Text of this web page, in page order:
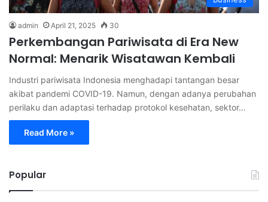
admin April 21, 2025 30
Perkembangan Pariwisata di Era New
Normal: Menarik Wisatawan Kembali
Industri pariwisata Indonesia menghadapi tantangan besar
akibat pandemi COVID-19. Namun, dengan adanya perubahan
perilaku dan adaptasi terhadap protokol kesehatan, sektor…
Read More »
Popular